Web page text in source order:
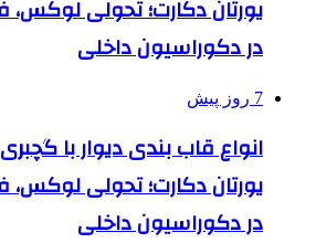
یورتان دکارت؛ تحولی
در دکوراسیون داخلی
7 روز پیش
انواع قاب بندی دیوار با
یورتان دکارت؛ تحولی
در دکوراسیون داخلی